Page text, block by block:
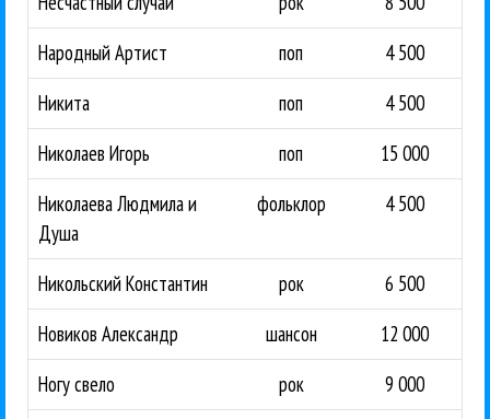
Народный Артист
поп
4 500
Никита
поп
4 500
Николаев Игорь
поп
15 000
Николаева Людмила и
Душа
фольклор 4 500
Никольский Константин рок
6 500
Новиков Александр
шансон
12 000
Ногу свело
рок
9 000